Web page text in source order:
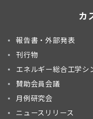
カ
報告書・外部発表
刊行物
エネルギー総合工学シ
賛助会員会議
月例研究会
ニュースリリース